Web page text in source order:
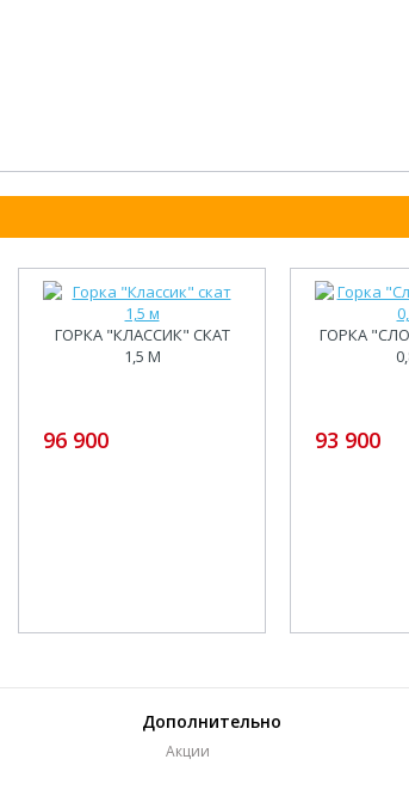
ГОРКА "КЛАССИК" СКАТ
1,5 М
96 900
ГОРКА
93 900
Дополнительно
Акции